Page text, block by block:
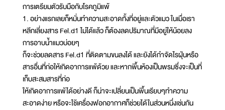
การเตรียมตัวรับมือกับโรคภูมิแพ้
1. อย่างแรกเลยก็หมั่นทำความสะอาดทั้งที่อยู่และตัวแมว ในเมื่อเรา
หลีกเลี่ยงสาร Fel.d1 ไม่ได้แล้ว ก็ต้องลดปริมาณที่มีอยู่ให้น้อยลง
การอาบน้ำแมวบ่อยๆ
ก็จะช่วยลดสาร Fel.d1 ที่ติดตามขนลงได้ และยังได้กำจัดไรฝุ่นหรือ
สารอื่นที่ก่อให้เกิดอาการแพ้ด้วย และหากพื้นห้องเป็นพรมซึ่งจะเป็นที่
เก็บสะสมสารที่ก่อ
ให้เกิดอาการแพ้ได้อย่างดี ก็น่าจะเปลี่ยนเป็นพื้นเรียบๆทำความ
สะอาดง่าย หรือจะใช้เครื่องฟอกอากาศก็ช่วยได้ในส่วนหนึ่งเช่นกัน